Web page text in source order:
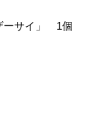
ーサイ」 1個